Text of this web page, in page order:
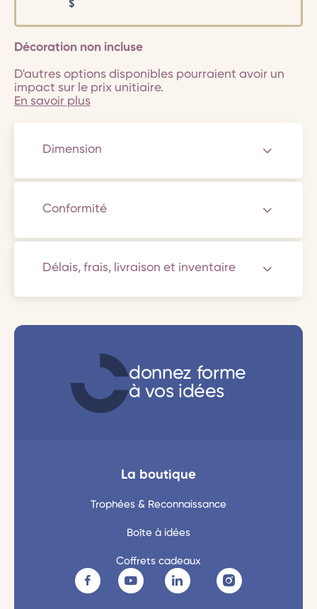
$
Décoration non incluse
D'autres options disponibles pourraient avoir un
impact sur le prix unitiaire.
En savoir plus
Dimension
Conformité
Délais, frais, livraison et inventaire
donnez forme
à vos idées
La boutique
Trophées & Reconnaissance
Boîte à idées
Coffrets cadeaux